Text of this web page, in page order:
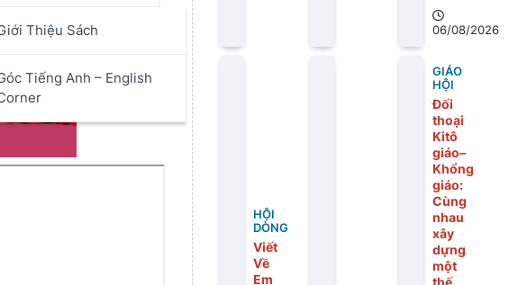
Nghệ Thuật
Thiệu Sách
Tiếng Anh – English
06/08/2026
HỘI
DÒNG
Viết
Về
Em
GIÁO
HỘI
Đối
thoại
Kitô
giáo–
Khổng
giáo:
Cùng
nhau
xây
dựng
một
thế